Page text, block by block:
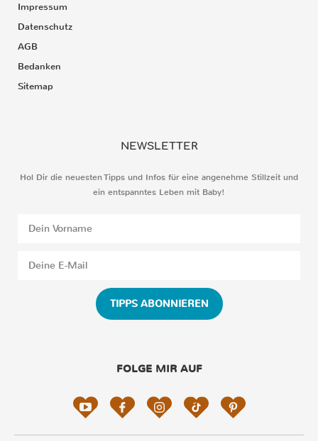
Impressum
Datenschutz
AGB
Bedanken
Sitemap
NEWSLETTER
Hol Dir die neuesten Tipps und Infos für eine angenehme Stillzeit und
ein entspanntes Leben mit Baby!
TIPPS ABONNIEREN
FOLGE MIR AUF